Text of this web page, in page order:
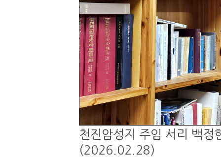
천진암성지 주임 서리 백정
(2026.02.28)